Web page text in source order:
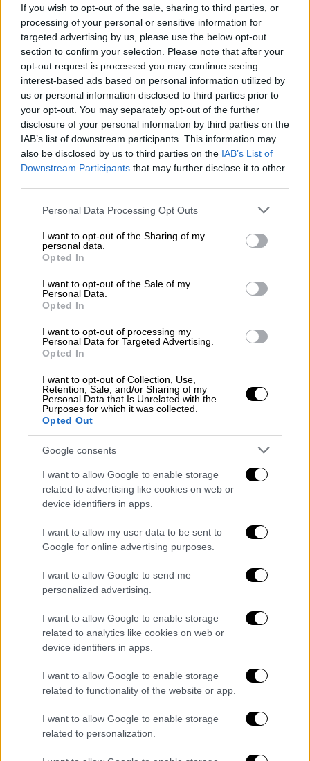
If you wish to opt-out of the sale, sharing to third parties, or
processing of your personal or sensitive information for
targeted advertising by us, please use the below opt-out
section to confirm your selection. Please note that after your
opt-out request is processed you may continue seeing
interest-based ads based on personal information utilized by
us or personal information disclosed to third parties prior to
your opt-out. You may separately opt-out of the further
disclosure of your personal information by third parties on the
IAB’s list of downstream participants. This information may
also be disclosed by us to third parties on the IAB’s List of
Downstream Participants that may further disclose it to other
Please note that this website/app uses one or more Google
not limited to your visit or usage behaviour. You may click to
grant or deny consent to Google and its third-party tags to
use your data for below specified purposes in below Google
consent section.
Personal Data Processing Opt Outs
I want to opt-out of the Sharing of my
personal data.
Opted In
I want to opt-out of the Sale of my
Personal Data.
Opted In
I want to opt-out of processing my
Personal Data for Targeted Advertising.
Opted In
I want to opt-out of Collection, Use,
Retention, Sale, and/or Sharing of my
Personal Data that Is Unrelated with the
Purposes for which it was collected.
Opted Out
Google consents
I want to allow Google to enable storage
related to advertising like cookies on web or
device identifiers in apps.
I want to allow my user data to be sent to
Google for online advertising purposes.
I want to allow Google to send me
personalized advertising.
I want to allow Google to enable storage
related to analytics like cookies on web or
device identifiers in apps.
I want to allow Google to enable storage
related to functionality of the website or app.
I want to allow Google to enable storage
related to personalization.
Lifestyle|08.10.2021 16:06
Shannen Doherty: Δείχνει τη σκληρή
αλήθεια του καρκίνου - «Ελπίζω να
ενθαρρύνω τον κόσμο να κάνει συχνά
εξετάσεις»
H Σάνεν Ντόχερτι (Shannen Doherty) θέλησε
να δώσει κουράγιο σε όσους ανεβαίνουν τον
δικό τους Γολγοθά με τον καρκίνο
Lifestyle|05.02.2020 12:46
Shannen Doherty: Ο καρκίνος
επέστρεψε για τη σταρ του Beverly Hills
90210
«Βρίσκομαι στο στάδιο τέσσερα του
καρκίνου» είπε κλαίγοντας η Σάνεν
Ντόχερτι, σταρ της σειράς «Χτυποκάρδια
στο Μπέβερλι Χιλς» (Beverly Hills, 90210)
12.09.2019 14:00
Beverly Hills, 90210: Πρωταγωνίστρια
της σειράς αποκάλυψε πως έχει βιαστεί
ως παιδί (pics)